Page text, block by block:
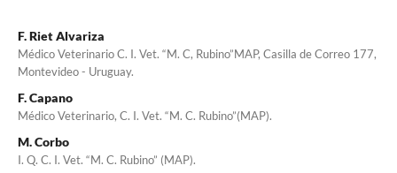
F. Riet Alvariza
Médico Veterinario C. I. Vet. “M. C, Rubino”MAP, Casilla de Correo 177,
Montevideo - Uruguay.
F. Capano
Médico Veterinario, C. I. Vet. “M. C. Rubino”(MAP).
M. Corbo
I. Q. C. I. Vet. “M. C. Rubino” (MAP).